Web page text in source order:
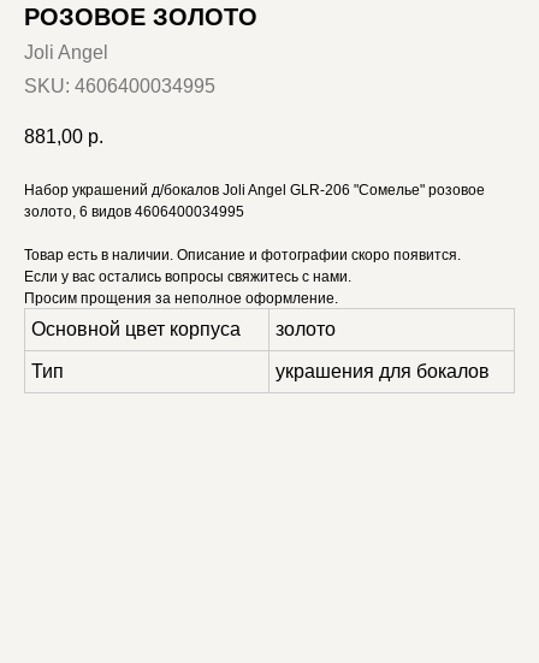
РОЗОВОЕ ЗОЛОТО
Joli Angel
SKU: 4606400034995
881,00 р.
Набор украшений д/бокалов Joli Angel GLR-206 "Сомелье" розовое
золото, 6 видов 4606400034995
Товар есть в наличии. Описание и фотографии скоро появится.
Если у вас остались вопросы свяжитесь с нами.
Просим прощения за неполное оформление.
Основной цвет корпуса золото
Тип украшения для бокалов